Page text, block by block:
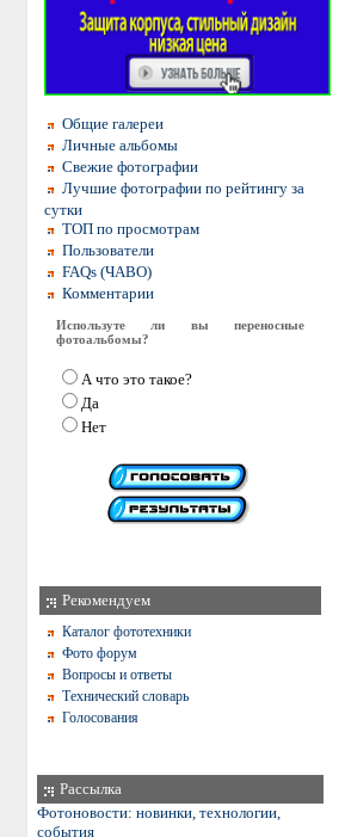
Общие галереи
Личные альбомы
Свежие фотографии
Лучшие фотографии по рейтингу за
сутки
ТОП по просмотрам
Пользователи
FAQs (ЧАВО)
Комментарии
Используте ли вы переносные
фотоальбомы?
А что это такое?
Да
Нет
Рекомендуем
Каталог фототехники
Фото форум
Вопросы и ответы
Технический словарь
Голосования
Рассылка
Фотоновости: новинки, технологии,
события